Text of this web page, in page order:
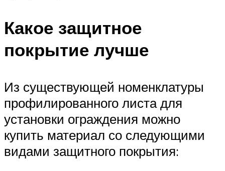
Какое защитное
покрытие лучше
Из существующей номенклатуры
профилированного листа для
установки ограждения можно
купить материал со следующими
видами защитного покрытия: